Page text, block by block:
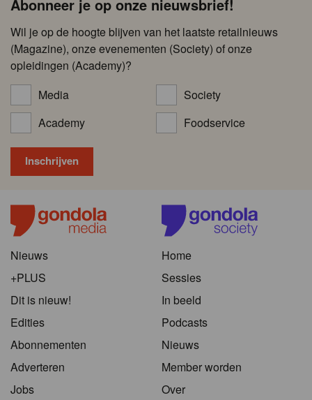
Abonneer je op onze nieuwsbrief!
Wil je op de hoogte blijven van het laatste retailnieuws
(Magazine), onze evenementen (Society) of onze
opleidingen (Academy)?
Media
Society
Academy
Foodservice
Nieuws
+PLUS
Dit is nieuw!
Edities
Abonnementen
Adverteren
Jobs
Home
Sessies
In beeld
Podcasts
Nieuws
Member worden
Over